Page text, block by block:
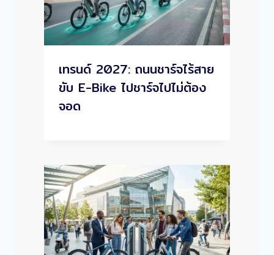
เทรนด์ 2027: ถนนชาร์จไร้สาย
ขับ E-Bike ไปชาร์จไปไม่ต้อง
จอด